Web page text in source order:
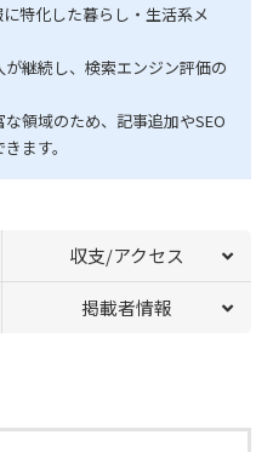
特化した暮らし・生活系メ
継続し、検索エンジン評価の
領域のため、記事追加やSEO
ます。
収支/アクセス
掲載者情報